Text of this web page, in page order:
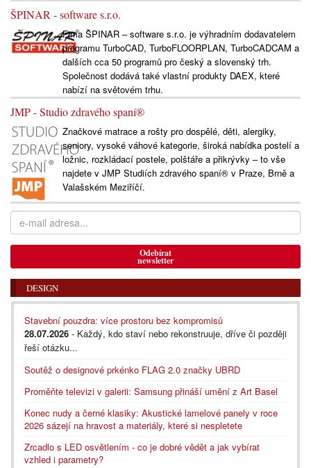
ŠPINAR - software s.r.o.
Fima ŠPINAR – software s.r.o. je výhradním dodavatelem
programu TurboCAD, TurboFLOORPLAN, TurboCADCAM a
dalších cca 50 programů pro český a slovenský trh.
Společnost dodává také vlastní produkty DAEX, které
nabízí na světovém trhu.
JMP - Studio zdravého spaní®
Značkové matrace a rošty pro dospělé, děti, alergiky,
seniory, vysoké váhové kategorie, široká nabídka postelí a
ložnic, rozkládací postele, polštáře a přikrývky – to vše
najdete v JMP Studiích zdravého spaní® v Praze, Brně a
Valašském Meziříčí.
Odebírat
newsletter
DESIGN
Stavební pouzdra: více prostoru bez kompromisů
28.07.2026 - Každý, kdo staví nebo rekonstruuje, dříve či později
řeší otázku...
Soutěž o designové prkénko FLAG 2.0 značky UBRD
Proměňte televizi v galerii: Samsung přináší umění z Art Basel
Konec nudy a černé klasiky: Akustické lamelové panely v roce
2026 sázejí na hravost a materiály, které si nespletete
Zrcadlo s LED osvětlením - co je dobré vědět a jak vybírat
vzhled i parametry?